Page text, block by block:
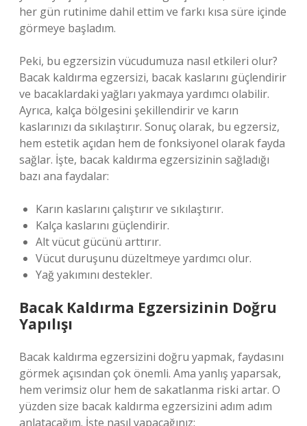
her gün rutinime dahil ettim ve farkı kısa süre içinde
görmeye başladım.
Peki, bu egzersizin vücudumuza nasıl etkileri olur?
Bacak kaldırma egzersizi, bacak kaslarını güçlendirir
ve bacaklardaki yağları yakmaya yardımcı olabilir.
Ayrıca, kalça bölgesini şekillendirir ve karın
kaslarınızı da sıkılaştırır. Sonuç olarak, bu egzersiz,
hem estetik açıdan hem de fonksiyonel olarak fayda
sağlar. İşte, bacak kaldırma egzersizinin sağladığı
bazı ana faydalar:
Karın kaslarını çalıştırır ve sıkılaştırır.
Kalça kaslarını güçlendirir.
Alt vücut gücünü arttırır.
Vücut duruşunu düzeltmeye yardımcı olur.
Yağ yakımını destekler.
Bacak Kaldırma Egzersizinin Doğru
Yapılışı
Bacak kaldırma egzersizini doğru yapmak, faydasını
görmek açısından çok önemli. Ama yanlış yaparsak,
hem verimsiz olur hem de sakatlanma riski artar. O
yüzden size bacak kaldırma egzersizini adım adım
anlatacağım. İşte nasıl yapacağınız: